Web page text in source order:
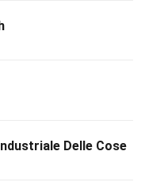
Delle Cose